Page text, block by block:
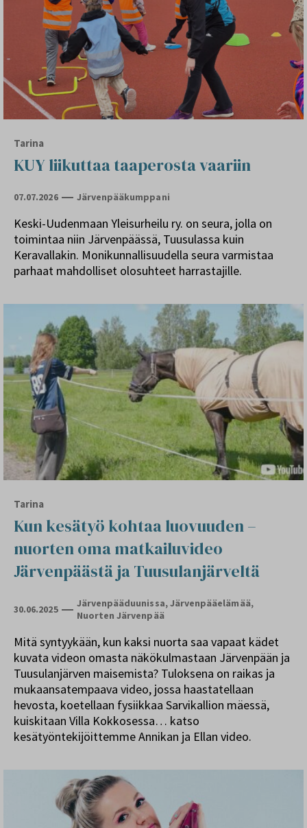
Tarina
KUY liikuttaa taaperosta vaariin
07.07.2026 Järvenpääkumppani
Keski-Uudenmaan Yleisurheilu ry. on seura, jolla on
toimintaa niin Järvenpäässä, Tuusulassa kuin
Keravallakin. Monikunnallisuudella seura varmistaa
parhaat mahdolliset olosuhteet harrastajille.
Tarina
Kun kesätyö kohtaa luovuuden –
nuorten oma matkailuvideo
Järvenpäästä ja Tuusulanjärveltä
30.06.2025 Järvenpääduunissa,Järvenpääelämää,
Nuorten Järvenpää
Mitä syntyykään, kun kaksi nuorta saa vapaat kädet
kuvata videon omasta näkökulmastaan Järvenpään ja
Tuusulanjärven maisemista? Tuloksena on raikas ja
mukaansatempaava video, jossa haastatellaan
hevosta, koetellaan fysiikkaa Sarvikallion mäessä,
kuiskitaan Villa Kokkosessa… katso
kesätyöntekijöittemme Annikan ja Ellan video.